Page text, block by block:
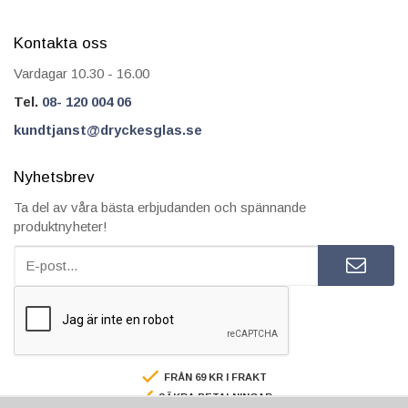
Kontakta oss
Vardagar 10.30 - 16.00
Tel. 08- 120 004 06
kundtjanst@dryckesglas.se
Nyhetsbrev
Ta del av våra bästa erbjudanden och spännande
produktnyheter!
FRÅN 69 KR I FRAKT
SÄKRA BETALNINGAR